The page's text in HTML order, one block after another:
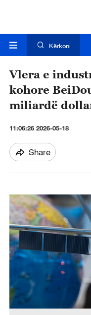
Kërkoni
Vlera e
kohore
miliardë
11:06:26 2026-05-18
Share